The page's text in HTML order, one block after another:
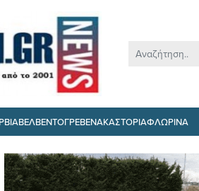
ΒΕΛΒΕΝΤΟΓΡΕΒΕΝΑΚΑΣΤΟΡΙΑΦΛΩΡΙΝΑ